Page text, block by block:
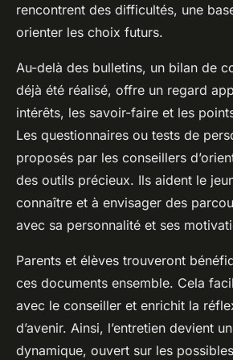
rencontrent des difficultés, une
orienter les choix futurs.
Au-delà des bulletins, un bilan de
déjà été réalisé, offre un regard
intérêts, les savoir-faire et les
Les questionnaires ou tests de
proposés par les conseillers
des outils précieux. Ils aident le
connaître et à envisager des
avec sa personnalité et ses
Parents et élèves trouveront
ces documents ensemble. Cela
avec le conseiller et enrichit la
d’avenir. Ainsi, l’entretien devient
dynamique, ouvert sur les